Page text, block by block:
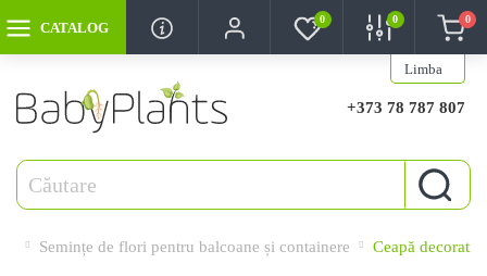
CATALOG
Limba
0 0 0
+373 78 787 807
Semințe de flori pentru balcoane și containere Ceapă